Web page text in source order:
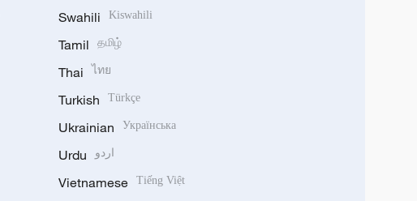
Swahili Kiswahili
Tamil தமிழ்
Thai ไทย
Turkish Türkçe
Ukrainian Українська
Urdu اردو
Vietnamese Tiếng Việt